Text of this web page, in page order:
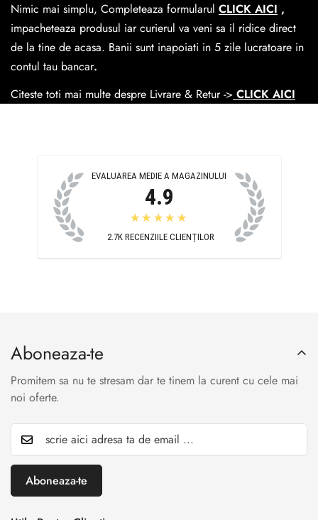
Easybox-ul Emag.
Cosul de livrareeste 15 lei pentru o comanda mai mica de
390 lei si Gratuit pentru o comanda de peste 390 lei.
Nimic mai simplu, Completeaza formularul CLICK AICI ,
impacheteaza produsul iar curierul va veni sa il ridice direct
de la tine de acasa. Banii sunt inapoiati in 5 zile lucratoare in
contul tau bancar.
Citeste toti mai multe despre Livrare & Retur -> CLICK AICI
EVALUAREA MEDIE A MAGAZINULUI
4.9
★★★★★
2.7K RECENZIILE CLIENȚILOR
Aboneaza-te
Promitem sa nu te stresam dar te tinem la curent cu cele mai
noi oferte.
Aboneaza-te